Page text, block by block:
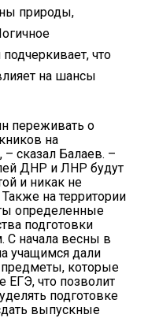
природы,
что
на шансы
переживать о
на
сказал Балаев. –
ДНР и ЛНР будут
и никак не
на территории
определенные
подготовки
С начала весны в
учащимся дали
которые
что позволит
подготовке
выпускные